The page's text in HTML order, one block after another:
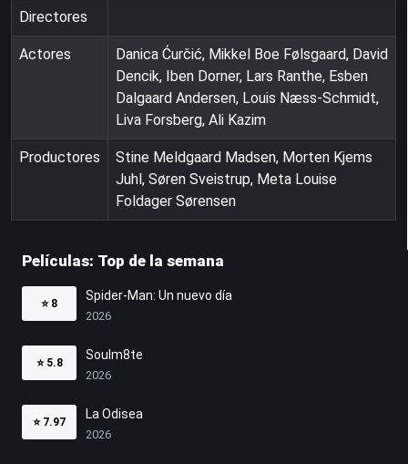
Directores
Actores
Danica Ćurčić, Mikkel Boe Følsgaard, David
Dencik, Iben Dorner, Lars Ranthe, Esben
Dalgaard Andersen, Louis Næss-Schmidt,
Liva Forsberg, Ali Kazim
Productores
Stine Meldgaard Madsen, Morten Kjems
Juhl, Søren Sveistrup, Meta Louise
Foldager Sørensen
Películas: Top de la semana
⭐ 8
Spider-Man: Un nuevo día
2026
⭐ 5.8
Soulm8te
2026
⭐ 7.97
La Odisea
2026